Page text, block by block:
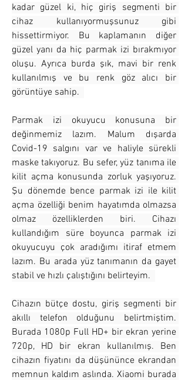
kadar güzel ki, hiç giriş segmenti bir
cihaz kullanıyormuşsunuz gibi
hissettirmiyor. Bu kaplamanın diğer
güzel yanı da hiç parmak izi bırakmıyor
oluşu. Ayrıca burda şık, mavi bir renk
kullanılmış ve bu renk göz alıcı bir
görüntüye sahip.
Parmak izi okuyucu konusuna bir
değinmemiz lazım. Malum dışarda
Covid-19 salgını var ve haliyle sürekli
maske takıyoruz. Bu sefer, yüz tanıma ile
kilit açma konusunda zorluk yaşıyoruz.
Şu dönemde bence parmak izi ile kilit
açma özelliği benim hayatımda olmazsa
olmaz özelliklerden biri. Cihazı
kullandığım süre boyunca parmak izi
okuyucuyu çok aradığımı itiraf etmem
lazım. Bu arada yüz tanımanın da gayet
stabil ve hızlı çalıştığını belirteyim.
Cihazın bütçe dostu, giriş segmenti bir
akıllı telefon olduğunu belirtmiştim.
Burada 1080p Full HD+ bir ekran yerine
720p, HD bir ekran kullanılmış. Ben
cihazın fiyatını da düşününce ekrandan
memnun kaldım aslında. Xiaomi burada